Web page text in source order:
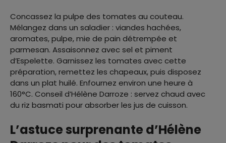
Concassez la pulpe des tomates au couteau.
Mélangez dans un saladier : viandes hachées,
aromates, pulpe, mie de pain détrempée et
parmesan. Assaisonnez avec sel et piment
d’Espelette. Garnissez les tomates avec cette
préparation, remettez les chapeaux, puis disposez
dans un plat huilé. Enfournez environ une heure à
160°C. Conseil d’Hélène Darroze : servez chaud avec
du riz basmati pour absorber les jus de cuisson.
L’astuce surprenante d’Hélène